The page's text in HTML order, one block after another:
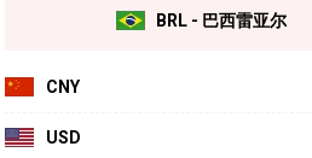
BRL - 巴西雷亚尔
CNY
USD